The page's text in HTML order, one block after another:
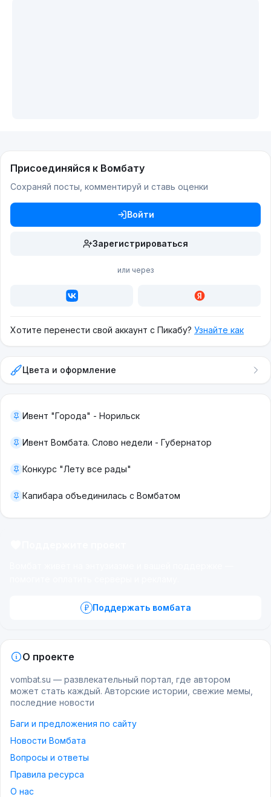
Присоединяйся к Вомбату
Сохраняй посты, комментируй и ставь оценки
Войти
Зарегистрироваться
или через
Хотите перенести свой аккаунт с Пикабу? Узнайте как
Цвета и оформление
Ивент "Города" - Норильск
Ивент Вомбата. Слово недели - Губернатор
Конкурс "Лету все рады"
Капибара объединилась с Вомбатом
Поддержать вомбата
О проекте
vombat.su — развлекательный портал, где автором
может стать каждый. Авторские истории, свежие мемы,
последние новости
Баги и предложения по сайту
Новости Вомбата
Вопросы и ответы
Правила ресурса
О нас